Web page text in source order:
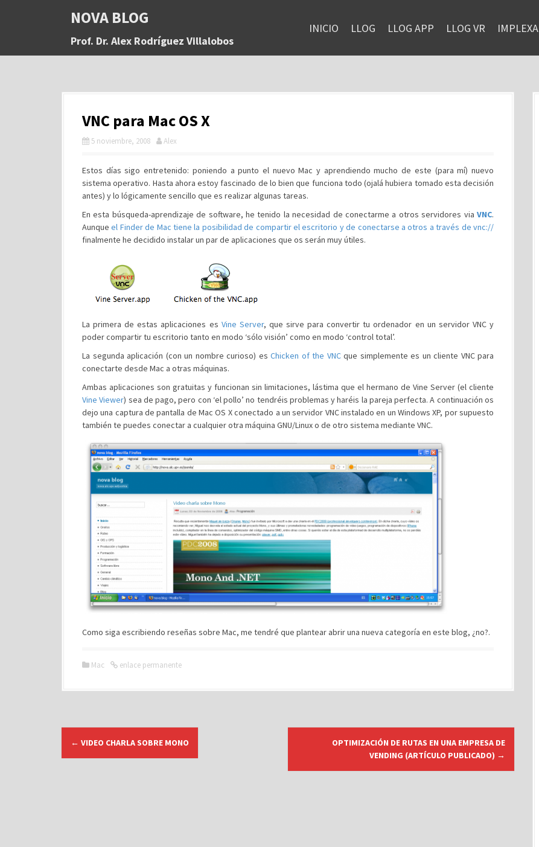
a
NOVA BLOG
Prof. Dr. Alex Rodríguez Villalobos
INICIO LLOG LLOG APP LLOG VR IMPLEXA
VNC para Mac OS X
5 noviembre, 2008 Alex
Estos días sigo entretenido: poniendo a punto el nuevo Mac y aprendiendo mucho de este (para mí) nuevo
sistema operativo. Hasta ahora estoy fascinado de lo bien que funciona todo (ojalá hubiera tomado esta decisión
antes) y lo lógicamente sencillo que es realizar algunas tareas.
En esta búsqueda-aprendizaje de software, he tenido la necesidad de conectarme a otros servidores via VNC.
Aunqueel Finder de Mac tiene la posibilidad de compartir el escritorio y de conectarse a otros a través de vnc://
finalmente he decidido instalar un par de aplicaciones que os serán muy útiles.
La primera de estas aplicaciones es Vine Server, que sirve para convertir tu ordenador en un servidor VNC y
poder compartir tu escritorio tanto en modo ‘sólo visión’ como en modo ‘control total’.
La segunda aplicación (con un nombre curioso) es Chicken of the VNCque simplemente es un cliente VNC para
conectarte desde Mac a otras máquinas.
Ambas aplicaciones son gratuitas y funcionan sin limitaciones, lástima que el hermano de Vine Server (el cliente
Vine Viewer) sea de pago, pero con ‘el pollo’ no tendréis problemas y haréis la pareja perfecta. A continuación os
dejo una captura de pantalla de Mac OS X conectado a un servidor VNC instalado en un Windows XP, por supuesto
también te puedes conectar a cualquier otra máquina GNU/Linux o de otro sistema mediante VNC.
Como siga escribiendo reseñas sobre Mac, me tendré que plantear abrir una nueva categoría en este blog, ¿no?.
Mac enlace permanente
← VIDEO CHARLA SOBRE MONO
OPTIMIZACIÓN DE RUTAS EN UNA EMPRESA DE
VENDING (ARTÍCULO PUBLICADO) →